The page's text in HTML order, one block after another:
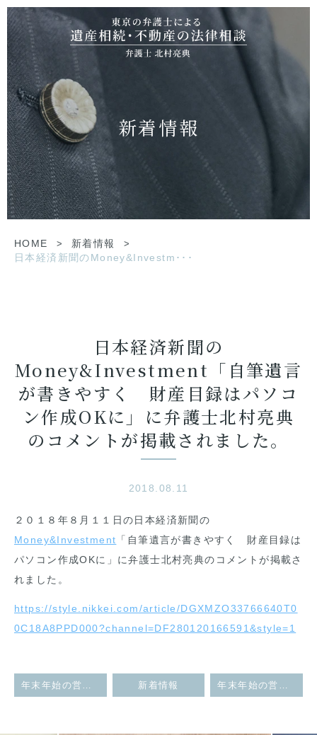
新着情報
HOME > 新着情報
>
日本経済新聞のMoney&Investm･･･
日本経済新聞の
Money&Investment「自筆遺言
が書きやすく 財産目録はパソコ
ン作成OKに」に弁護士北村亮典
のコメントが掲載されました。
2018.08.11
２０１８年８月１１日の日本経済新聞の
Money&Investment 「自筆遺言が書きやすく 財産目録は
パソコン作成OKに」に弁護士北村亮典のコメントが掲載さ
れました。
https://style.nikkei.com/article/DGXMZO33766640T0
0C18A8PPD000?channel=DF280120166591&style=1
年末年始の営業について 新着情報 年末年始の営業について